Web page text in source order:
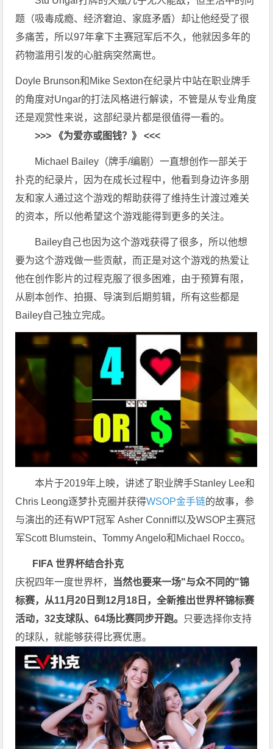
题（吸毒成瘾、经济窘迫、家庭矛盾）却让他经受了很
多痛苦，所以97年拿下主赛冠军后不久，他就因多年的
药物滥用引发的心脏病突然离世。
Doyle Brunson和Mike Sexton在纪录片中站在职业牌手
的角度对Ungar的打法风格进行解读，不管是从专业角度
还是观赏性来说，这部纪录片都是很值得一看的。
>>> 《为爱亦或图钱？》 <<<
Michael Bailey（牌手/编剧）一直想创作一部关于
扑克的纪录片，因为在成长过程中，他看到身边许多朋
友和家人通过这个游戏的帮助获得了维持生计渡过难关
的资本，所以他希望这个游戏能得到更多的关注。
Bailey自己也因为这个游戏获得了很多，所以他想
要为这个游戏做一些贡献，而正是对这个游戏的热爱让
他在创作影片的过程克服了很多困难，由于预算有限，
从剧本创作、拍摄、导演到后期剪辑，所有这些都是
Bailey自己独立完成。
本片于2019年上映，讲述了职业牌手Stanley Lee和
Chris Leong逐梦扑克圈并获得WSOP金手链的故事，参
与演出的还有WPT冠军 Asher Conniff以及WSOP主赛冠
军Scott Blumstein、Tommy Angelo和Michael Rocco。
FIFA 世界杯结合扑克
庆祝四年一度世界杯， 当然也要来一场"与众不同的"锦
标赛，从11月20日到12月18日，全新推出世界杯锦标赛
活动，32支球队、64场比赛同步开跑。 只要选择你支持
的球队，就能够获得比赛优惠。